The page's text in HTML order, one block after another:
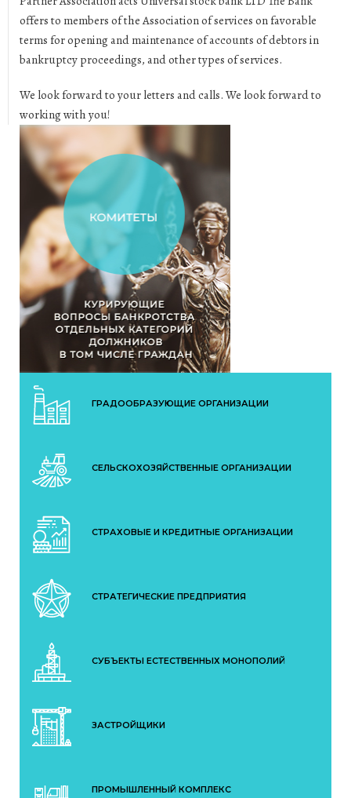
offers to members of the Association of services on favorable
terms for opening and maintenance of accounts of debtors in
bankruptcy proceedings, and other types of services.
We look forward to your letters and calls. We look forward to
working with you!
ГРАДООБРАЗУЮЩИЕ ОРГАНИЗАЦИИ
СЕЛЬСКОХОЗЯЙСТВЕННЫЕ ОРГАНИЗАЦИИ
СТРАХОВЫЕ И КРЕДИТНЫЕ ОРГАНИЗАЦИИ
СТРАТЕГИЧЕСКИЕ ПРЕДПРИЯТИЯ
СУБЪЕКТЫ ЕСТЕСТВЕННЫХ МОНОПОЛИЙ
ЗАСТРОЙЩИКИ
ПРОМЫШЛЕННЫЙ КОМПЛЕКС